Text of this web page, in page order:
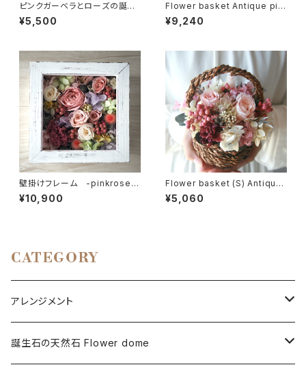
ピンクガーベラとローズの誕生
¥5,500
Flower basket Antique pin
k
¥9,240
壁掛けフレーム -pinkrose n
atural white-
¥10,900
Flower basket (S) Antique
pink#02
¥5,060
CATEGORY
アレンジメント
プリザーブドフラワー
誕生石の天然石 Flower dome